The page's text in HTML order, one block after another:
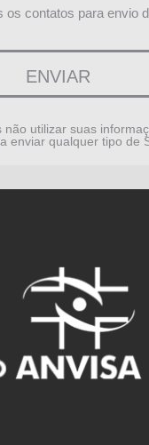
os contatos para envio
ENVIAR
não utilizar suas
enviar qualquer tipo de